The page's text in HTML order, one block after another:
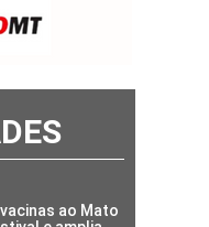
ao Mato